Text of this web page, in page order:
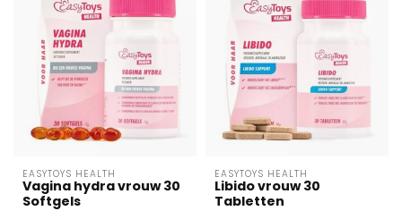
EASYTOYS HEALTH
Vagina hydra vrouw 30
Softgels
EASYTOYS HEALTH
Libido vrouw 30
Tabletten